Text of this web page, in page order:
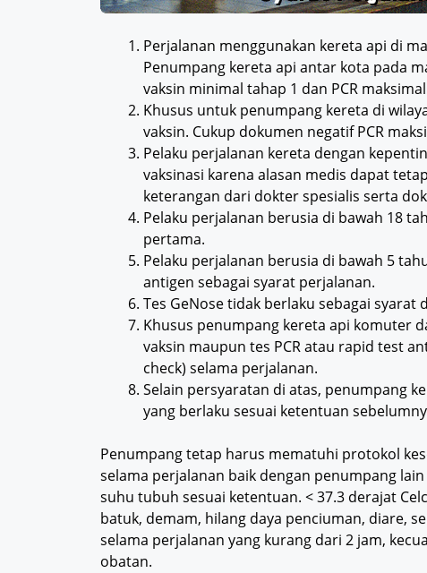
Perjalanan menggunakan kereta api di
Penumpang kereta api antar kota pada
vaksin minimal tahap 1 dan PCR
Khusus untuk penumpang kereta di
vaksin. Cukup dokumen negatif PCR
Pelaku perjalanan kereta dengan
vaksinasi karena alasan medis dapat
keterangan dari dokter spesialis serta
Pelaku perjalanan berusia di bawah 18
pertama.
Pelaku perjalanan berusia di bawah 5
antigen sebagai syarat perjalanan.
Tes GeNose tidak berlaku sebagai syarat
Khusus penumpang kereta api komuter
vaksin maupun tes PCR atau rapid test
check) selama perjalanan.
Selain persyaratan di atas, penumpang
yang berlaku sesuai ketentuan
Penumpang tetap harus mematuhi protokol
selama perjalanan baik dengan penumpang
suhu tubuh sesuai ketentuan. < 37.3 derajat
batuk, demam, hilang daya penciuman, diare,
selama perjalanan yang kurang dari 2 jam,
obatan.